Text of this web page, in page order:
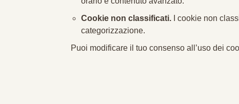
Cookie non classificati. I cookie non
categorizzazione.
Puoi modificare il tuo consenso all’uso dei